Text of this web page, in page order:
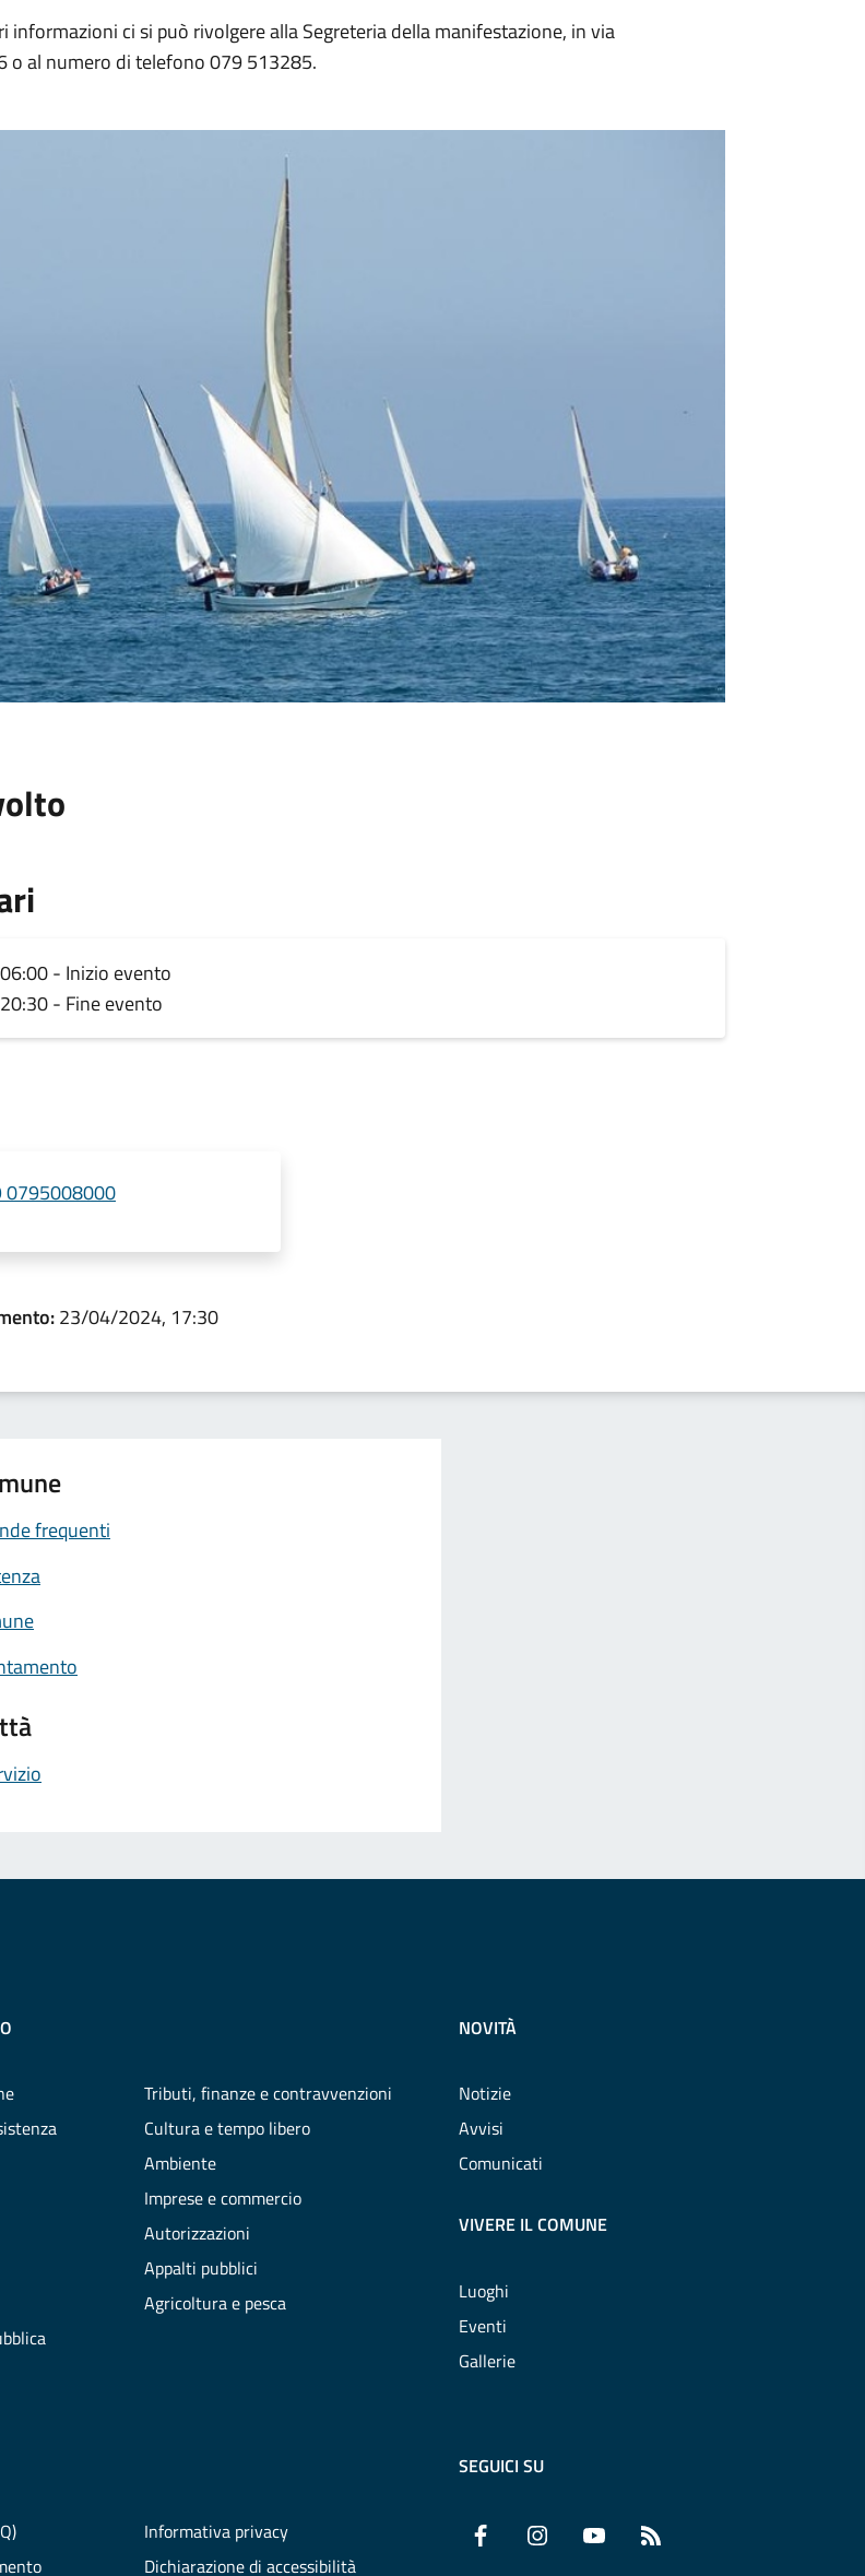
informazioni ci si può rivolgere alla Segreteria della manifestazione, in via
o al numero di telefono 079 513285.
- Inizio evento
- Fine evento
0795008000
23/04/2024, 17:30
frequenti
Tributi, finanze e contravvenzioni
Cultura e tempo libero
Ambiente
Imprese e commercio
Autorizzazioni
Appalti pubblici
Agricoltura e pesca
NOVITÀ
Notizie
Avvisi
Comunicati
VIVERE IL COMUNE
Luoghi
Eventi
Gallerie
Informativa privacy
Dichiarazione di accessibilità
SEGUICI SU
Facebook InstagramYouTube